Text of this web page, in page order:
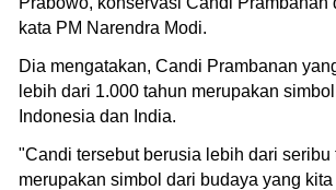
kata PM Narendra Modi.
Dia mengatakan, Candi Prambanan
lebih dari 1.000 tahun merupakan
Indonesia dan India.
"Candi tersebut berusia lebih dari seribu
merupakan simbol dari budaya yang